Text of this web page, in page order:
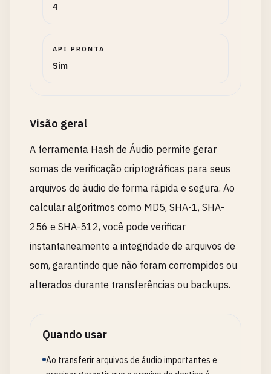
4
API PRONTA
Sim
Visão geral
A ferramenta Hash de Áudio permite gerar
somas de verificação criptográficas para seus
arquivos de áudio de forma rápida e segura. Ao
calcular algoritmos como MD5, SHA-1, SHA-
256 e SHA-512, você pode verificar
instantaneamente a integridade de arquivos de
som, garantindo que não foram corrompidos ou
alterados durante transferências ou backups.
Quando usar
Ao transferir arquivos de áudio importantes e